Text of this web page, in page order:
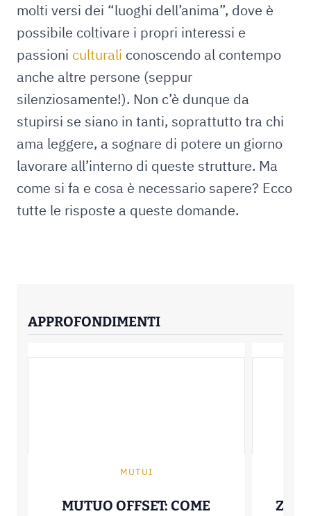
molti versi dei “luoghi dell’anima”, dove è
possibile coltivare i propri interessi e
passioni culturali conoscendo al contempo
anche altre persone (seppur
silenziosamente!). Non c’è dunque da
stupirsi se siano in tanti, soprattutto tra chi
ama leggere, a sognare di potere un giorno
lavorare all’interno di queste strutture. Ma
come si fa e cosa è necessario sapere? Ecco
tutte le risposte a queste domande.
APPROFONDIMENTI
MUTUI
MUTUO OFFSET: COME